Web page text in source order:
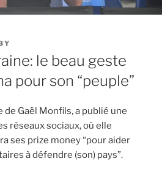
le beau geste
pour son “peuple”
de Gaël Monfils, a publié une
réseaux sociaux, où elle
ses prize money “pour aider
à défendre (son) pays”.